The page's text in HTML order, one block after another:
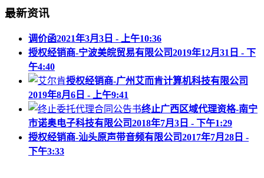
最新资讯
调价函2021年3月3日 - 上午10:36
授权经销商-宁波美皖贸易有限公司2019年12月31日 - 下
午4:40
授权经销商-广州艾而肯计算机科技有限公司
2019年8月6日 - 上午9:41
终止广西区域代理资格-南宁
市诺奥电子科技有限公司2018年7月3日 - 下午1:29
授权经销商-汕头原声带音频有限公司2017年7月28日 -
下午3:33